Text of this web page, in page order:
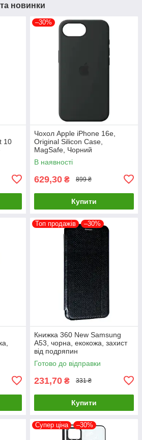
та новинки
10
–30%
Чохол Apple iPhone 16e,
Original Silicon Case,
MagSafe, Чорний
В наявності
629,30 ₴ 899 ₴
Купити
Топ продажів –30%
Книжка 360 New Samsung
A53, чорна, екокожа, захист
від подряпин
Готово до відправки
231,70 ₴ 331 ₴
Купити
Супер ціна –30%